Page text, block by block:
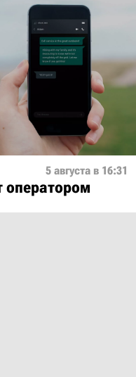
5 августа в 16:31
оператором